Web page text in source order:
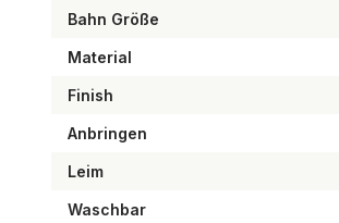
Bahn Größe
Material
Finish
Anbringen
Leim
Waschbar